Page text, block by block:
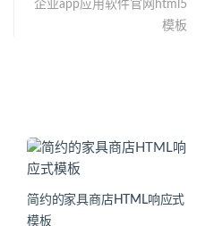
企业app应用软件官网html5
模板
简约的家具商店HTML响应式
模板